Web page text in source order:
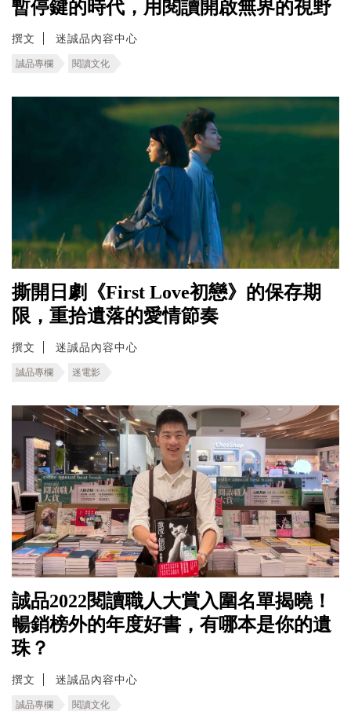
暫停鍵的時代，用閱讀開啟無界的視野
撰文 迷誠品內容中心
誠品專欄 閱讀文化
撕開日劇《First Love初戀》的保存期
限，重拾遺落的愛情節奏
撰文 迷誠品內容中心
誠品專欄 迷電影
誠品2022閱讀職人大賞入圍名單揭曉！
暢銷榜外的年度好書，有哪本是你的遺
珠？
撰文 迷誠品內容中心
誠品專欄 閱讀文化